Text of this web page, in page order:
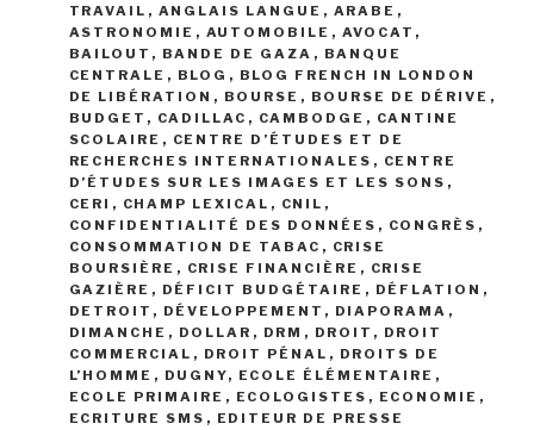
TRAVAIL , ANGLAIS LANGUE , ARABE ,
ASTRONOMIE , AUTOMOBILE , AVOCAT ,
BAILOUT , BANDE DE GAZA , BANQUE
CENTRALE , BLOG , BLOG FRENCH IN LONDON
DE LIBÉRATION , BOURSE , BOURSE DE DÉRIVE ,
BUDGET , CADILLAC , CAMBODGE , CANTINE
SCOLAIRE , CENTRE D’ÉTUDES ET DE
RECHERCHES INTERNATIONALES , CENTRE
D’ÉTUDES SUR LES IMAGES ET LES SONS ,
CERI , CHAMP LEXICAL , CNIL ,
CONFIDENTIALITÉ DES DONNÉES , CONGRÈS ,
CONSOMMATION DE TABAC , CRISE
BOURSIÈRE , CRISE FINANCIÈRE , CRISE
GAZIÈRE , DÉFICIT BUDGÉTAIRE , DÉFLATION ,
DETROIT , DÉVELOPPEMENT , DIAPORAMA ,
DIMANCHE , DOLLAR , DRM , DROIT , DROIT
COMMERCIAL , DROIT PÉNAL , DROITS DE
L’HOMME , DUGNY, ECOLE ÉLÉMENTAIRE ,
ECOLE PRIMAIRE , ECOLOGISTES , ECONOMIE ,
ECRITURE SMS , EDITEUR DE PRESSE